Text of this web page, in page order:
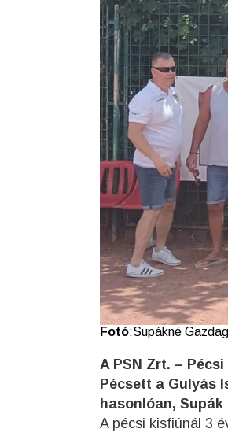
Fotó:Supákné
A PSN Zrt. –
Pécsett a Gulyás
hasonlóan,
A pécsi kisfiúnál 3